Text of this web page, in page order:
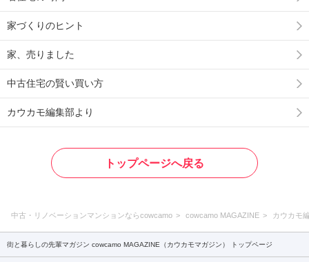
家づくりのヒント
家、売りました
中古住宅の賢い買い方
カウカモ編集部より
トップページへ戻る
中古・リノベーションマンションならcowcamo cowcamo MAGAZINE カウカモ
街と暮らしの先輩マガジン cowcamo MAGAZINE（カウカモマガジン） トップページ